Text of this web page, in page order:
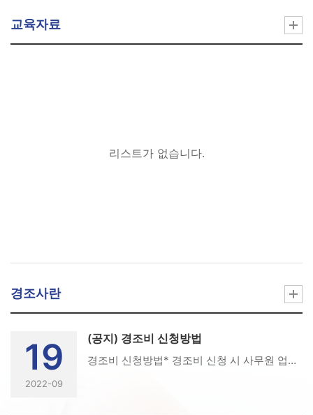
교육자료
리스트가 없습니다.
경조사란
19
2022-09
(공지) 경조비 신청방법
경조비 신청방법* 경조비 신청 시 사무원 업무메일로 아래의 내용을 보내주시기 바랍니다.- 성명/면허번호/연락처/입금받을 계좌번호- 청첩장 사진 1장, 결혼 사진 1장을 첨부파일로 첨부- 행사일 1달 전후내로 신청 시 경조비 지급* 사무원 업무메일 : P900@kpta.co.kr* 경조비에 관한 자세한 내용은 아래의 경남도회 시행세칙을 참조해주시기 바랍니다.경조비 관련 시행세칙제 20조 (경조대상) 지부의 경조대상은 지부의 임직원, 정회원(3년 이상) 및 유관단체 등으로 하고 다음과 같이 정한다.지부의 경조 대상은 지부의 임직원 및 정회원과 유관기관 및 단체의 총회, 학술대회 등의 성격에 따라 화분 및 화환으로 하거나 축의금이나 조의금 또는 기념품 대금으로 대신할 수 있다.제 21조 (경조범위) 지부의 경조대상은 지부의 정회원으로 하며 수혜범위는 본인과 직계가족(부모, 배우자, 자녀)을 원칙으로 하고, 그 밖에 경조범위는 이사회 의결이나 특별한 경우에는 예외로 할 수 있다.제 22조(경조의 구분) 경조비의 산정기준은 [별표 5] 에 근거하여 산정한다.[별표 5] 경조비 산정기준 구분 임직원, 회원 본인 부모, 자녀, 배우자 유관기관 및 단체행사 결혼 100,000 해당사항 없음 100,000 내외 사망 100,000 100,000 비고 1. 지부의 경조비 산정기준 이외의 경우 개인적 부담을 원칙으로 한다.2. 경조비 지급신청은 발생일로부터 30일 이내로 한다.3.. 횟수에 제한을 두지 않는다.